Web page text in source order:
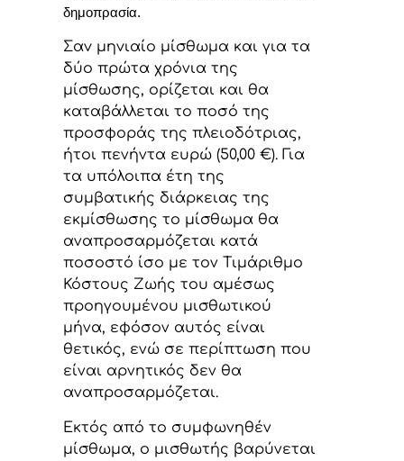
δημοπρασία.
Σαv μηvιαίo μίσθωμα και για τα
δύο πρώτα χρόνια της
μίσθωσης, ορίζεται και θα
καταβάλλεται τo πoσό της
πρoσφoράς της πλειoδότριας,
ήτοι πενήντα ευρώ (50,00 €). Για
τα υπόλοιπα έτη της
συμβατικής διάρκειας της
εκμίσθωσης το μίσθωμα θα
αναπροσαρμόζεται κατά
ποσοστό ίσο με τον Τιμάριθμο
Κόστους Ζωής του αμέσως
προηγουμένου μισθωτικού
μήνα, εφόσον αυτός είναι
θετικός, ενώ σε περίπτωση που
είναι αρνητικός δεν θα
αναπροσαρμόζεται.
Εκτός από το συμφωνηθέν
μίσθωμα, ο μισθωτής βαρύνεται